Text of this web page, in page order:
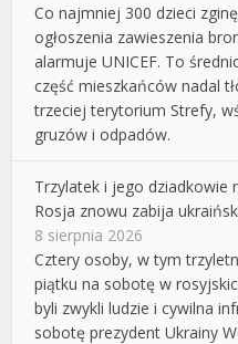
Co najmniej 300 dzieci
ogłoszenia zawieszenia
alarmuje UNICEF. To
część mieszkańców nadal
trzeciej terytorium Strefy,
gruzów i odpadów.
Trzylatek i jego dziadkowie
Rosja znowu zabija
8 sierpnia 2026
Cztery osoby, w tym
piątku na sobotę w
byli zwykli ludzie i cywilna
sobotę prezydent Ukrainy